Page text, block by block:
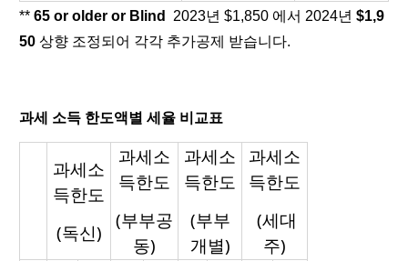
** 65 or older or Blind 2023년 $1,850 에서 2024년 $1,9
50 상향 조정되어 각각 추가공제 받습니다.
과세 소득 한도액별 세율 비교표
과세소
득한도
(독신)
과세소
득한도
(부부공
동)
과세소
득한도
(부부
개별)
과세소
득한도
(세대
주)